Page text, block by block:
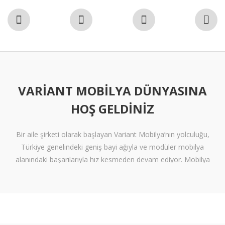
VARIANT MOBILYA DÜNYASINA
HOŞ GELDINIZ
Bir aile şirketi olarak başlayan Variant Mobilya’nın yolculuğu,
Türkiye genelindeki geniş bayi ağıyla ve modüler mobilya
alanındaki başarılarıyla hız kesmeden devam ediyor. Mobilya